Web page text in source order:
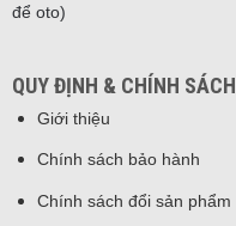
để oto)
QUY ĐỊNH & CHÍNH SÁCH
Giới thiệu
Chính sách bảo hành
Chính sách đổi sản phẩm